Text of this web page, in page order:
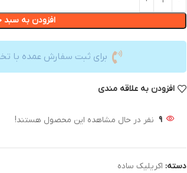
افزودن به سبد
برای ثبت سفارش عمده با
افزودن به علاقه مندی
9 نفر در حال مشاهده این محصول هستند!
دسته: اکریلیک ساده